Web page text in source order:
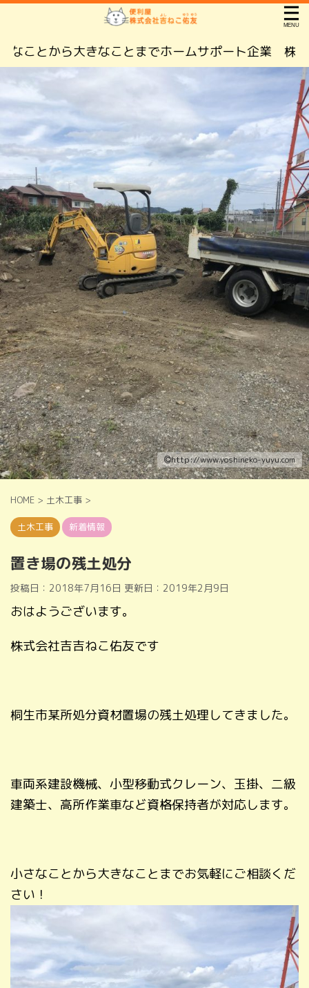
から大きなことまでホームサポート企業 株式会社吉
http://www.yoshineko-yuyu.com
HOME > 土木工事 >
土木工事 新着情報
置き場の残土処分
投稿日：2018年7月16日 更新日： 2019年2月9日
おはようございます。
株式会社吉吉ねこ佑友です
桐生市某所処分資材置場の残土処理してきました。
車両系建設機械、小型移動式クレーン、玉掛、二級
建築士、高所作業車など資格保持者が対応します。
小さなことから大きなことまでお気軽にご相談くだ
さい！